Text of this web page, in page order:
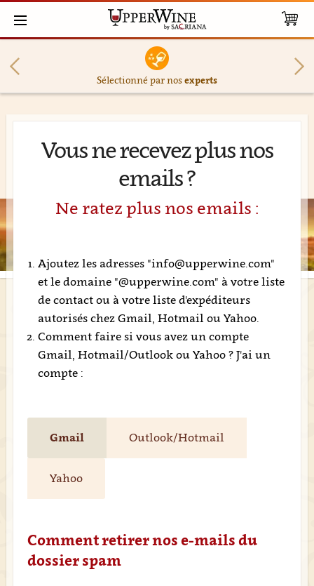
Sélectionné par nosexperts
Vous ne recevez plus nos
emails ?
Ne ratez plus nos emails :
Ajoutez les adresses "info@upperwine.com"
et le domaine "@upperwine.com" à votre liste
de contact ou à votre liste d'expéditeurs
autorisés chez Gmail, Hotmail ou Yahoo.
Comment faire si vous avez un compte
Gmail, Hotmail/Outlook ou Yahoo ? J'ai un
compte :
Gmail Outlook/Hotmail
Yahoo
Comment retirer nos e-mails du
dossier spam